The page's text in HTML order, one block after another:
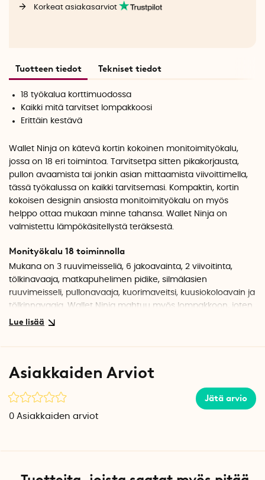
Korkeat asiakasarviot
Tuotteen tiedot Tekniset tiedot
18 työkalua korttimuodossa
Kaikki mitä tarvitset lompakkoosi
Erittäin kestävä
Wallet Ninja on kätevä kortin kokoinen monitoimityökalu,
jossa on 18 eri toimintoa. Tarvitsetpa sitten pikakorjausta,
pullon avaamista tai jonkin asian mittaamista viivoittimella,
tässä työkalussa on kaikki tarvitsemasi. Kompaktin, kortin
kokoisen designin ansiosta monitoimityökalu on myös
helppo ottaa mukaan minne tahansa. Wallet Ninja on
valmistettu lämpökäsitellystä teräksestä.
Monityökalu 18 toiminnolla
Mukana on 3 ruuvimeisseliä, 6 jakoavainta, 2 viivoitinta,
tölkinavaaja, matkapuhelimen pidike, silmälasien
ruuvimeisseli, pullonavaaja, kuorimaveitsi, kuusiokoloavain ja
tölkinnavaaja. Wallet Ninja mahtuu myös lompakkoon, joten
työkalut ovat aina käden ulottuvilla.
Paino: 27 g
Leveys: 5,3 cm
Määrä pakkauksessa: 1
Asiakkaiden Arviot
Jätä arvio
0 Asiakkaiden arviot